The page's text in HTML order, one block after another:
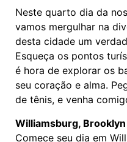
Neste quarto dia da
vamos mergulhar na
desta cidade um
Esqueça os pontos
é hora de explorar os
seu coração e alma.
de tênis, e venha
Williamsburg, Brooklyn
Comece seu dia em